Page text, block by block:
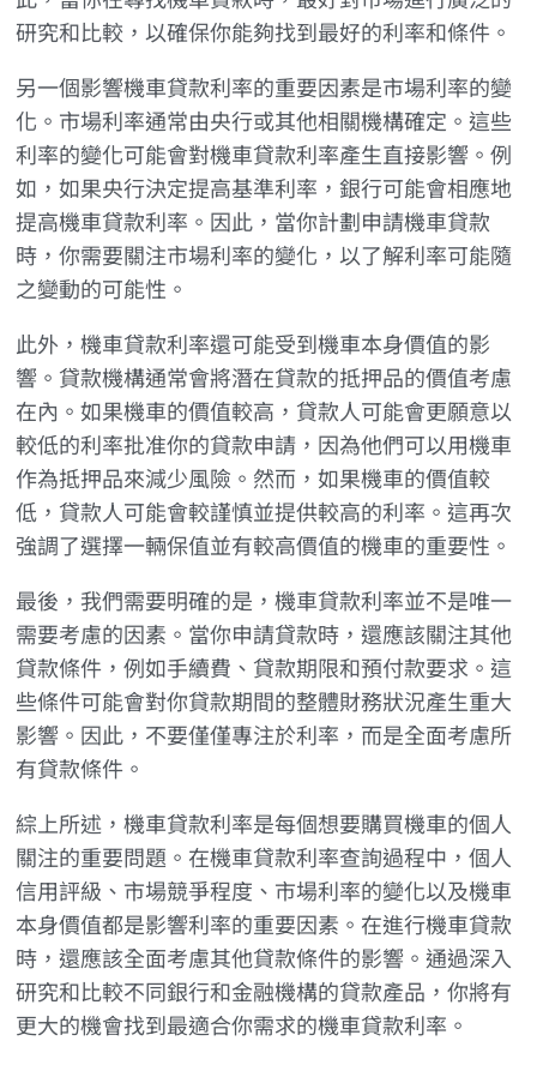
研究和比較，以確保你能夠找到最好的利率和條件。
另一個影響機車貸款利率的重要因素是市場利率的變
化。市場利率通常由央行或其他相關機構確定。這些
利率的變化可能會對機車貸款利率產生直接影響。例
如，如果央行決定提高基準利率，銀行可能會相應地
提高機車貸款利率。因此，當你計劃申請機車貸款
時，你需要關注市場利率的變化，以了解利率可能隨
之變動的可能性。
此外，機車貸款利率還可能受到機車本身價值的影
響。貸款機構通常會將潛在貸款的抵押品的價值考慮
在內。如果機車的價值較高，貸款人可能會更願意以
較低的利率批准你的貸款申請，因為他們可以用機車
作為抵押品來減少風險。然而，如果機車的價值較
低，貸款人可能會較謹慎並提供較高的利率。這再次
強調了選擇一輛保值並有較高價值的機車的重要性。
最後，我們需要明確的是，機車貸款利率並不是唯一
需要考慮的因素。當你申請貸款時，還應該關注其他
貸款條件，例如手續費、貸款期限和預付款要求。這
些條件可能會對你貸款期間的整體財務狀況產生重大
影響。因此，不要僅僅專注於利率，而是全面考慮所
有貸款條件。
綜上所述，機車貸款利率是每個想要購買機車的個人
關注的重要問題。在機車貸款利率查詢過程中，個人
信用評級、市場競爭程度、市場利率的變化以及機車
本身價值都是影響利率的重要因素。在進行機車貸款
時，還應該全面考慮其他貸款條件的影響。通過深入
研究和比較不同銀行和金融機構的貸款產品，你將有
更大的機會找到最適合你需求的機車貸款利率。